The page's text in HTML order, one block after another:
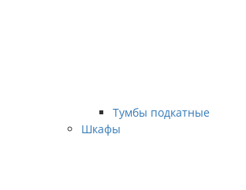
Тумбы подкатные
Шкафы